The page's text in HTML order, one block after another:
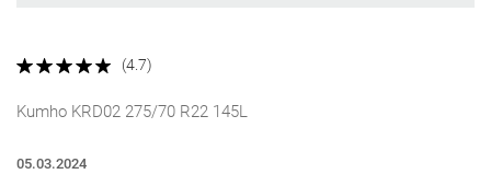
(4.7)
Kumho KRD02 275/70 R22 145L
05.03.2024